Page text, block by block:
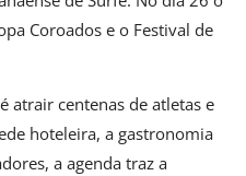
Coroados e o Festival de
atrair centenas de atletas e
hoteleira, a gastronomia
a agenda traz a